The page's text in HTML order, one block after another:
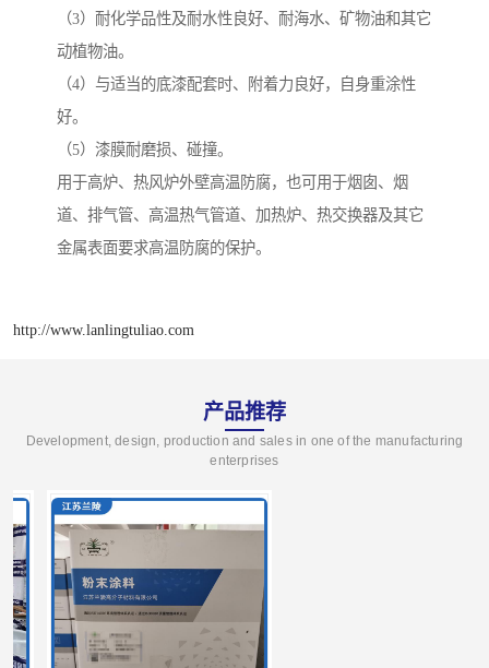
（3）耐化学品性及耐水性良好、耐海水、矿物油和其它
动植物油。
（4）与适当的底漆配套时、附着力良好，自身重涂性
好。
（5）漆膜耐磨损、碰撞。
用于高炉、热风炉外壁高温防腐，也可用于烟囱、烟
道、排气管、高温热气管道、加热炉、热交换器及其它
金属表面要求高温防腐的保护。
http://www.lanlingtuliao.com
产品推荐
Development, design, production and sales in one of the manufacturing
enterprises